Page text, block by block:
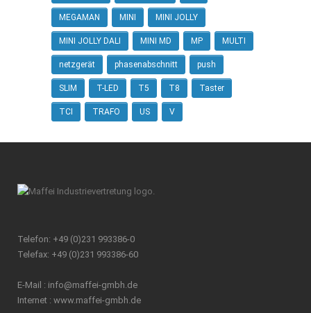
MEGAMAN MINI MINI JOLLY
MINI JOLLY DALI MINI MD MP MULTI
netzgerät phasenabschnitt push
SLIM T-LED T5 T8 Taster
TCI TRAFO US V
Telefon: +49 (0)231 993386-0
Telefax: +49 (0)231 993386-60
E-Mail : info@maffei-gmbh.de
Internet : www.maffei-gmbh.de